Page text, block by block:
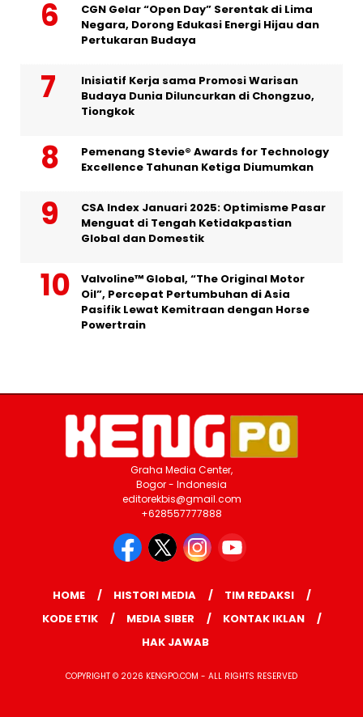
CGN Gelar “Open Day” Serentak di Lima
Negara, Dorong Edukasi Energi Hijau dan
Pertukaran Budaya
Inisiatif Kerja sama Promosi Warisan
Budaya Dunia Diluncurkan di Chongzuo,
Tiongkok
Pemenang Stevie® Awards for Technology
Excellence Tahunan Ketiga Diumumkan
CSA Index Januari 2025: Optimisme Pasar
Menguat di Tengah Ketidakpastian
Global dan Domestik
Valvoline™ Global, “The Original Motor
Oil”, Percepat Pertumbuhan di Asia
Pasifik Lewat Kemitraan dengan Horse
Powertrain
Graha Media Center,
Bogor - Indonesia
editorekbis@gmail.com
+628557777888
HOME HISTORI MEDIA
TIM REDAKSI
KODE ETIK
MEDIA SIBER
KONTAK IKLAN
HAK JAWAB
COPYRIGHT © 2026 KENGPO.COM - ALL RIGHTS RESERVED